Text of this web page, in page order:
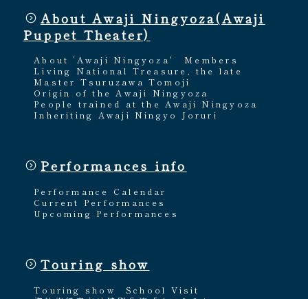
About Awaji Ningyoza(Awaji
Puppet Theater)
About ’Awaji Ningyoza'
Members
Living National Treasure, the late
Master Tsuruzawa Tomoji
Origin of the Awaji Ningyoza
People trained at the Awaji Ningyoza
Inheriting Awaji Ningyo Joruri
Performances info
Performance Calendar
Current Performances
Upcoming Performances
Touring show
Touring show
School Visit